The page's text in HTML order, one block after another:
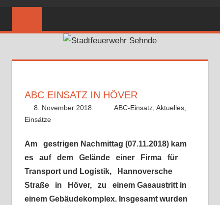
ABC EINSATZ IN HÖVER
8. November 2018 Fabian
ABC-Einsatz, Aktuelles,
Einsätze
Am gestrigen Nachmittag (07.11.2018) kam
es auf dem Gelände einer Firma für
Transport und Logistik, Hannoversche
Straße in Höver, zu einem Gasaustritt in
einem Gebäudekomplex. Insgesamt wurden